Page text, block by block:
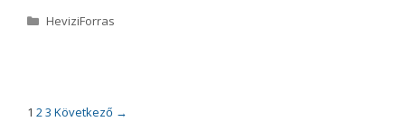
K
ó
r
HeviziForras
B1 23 Következő →